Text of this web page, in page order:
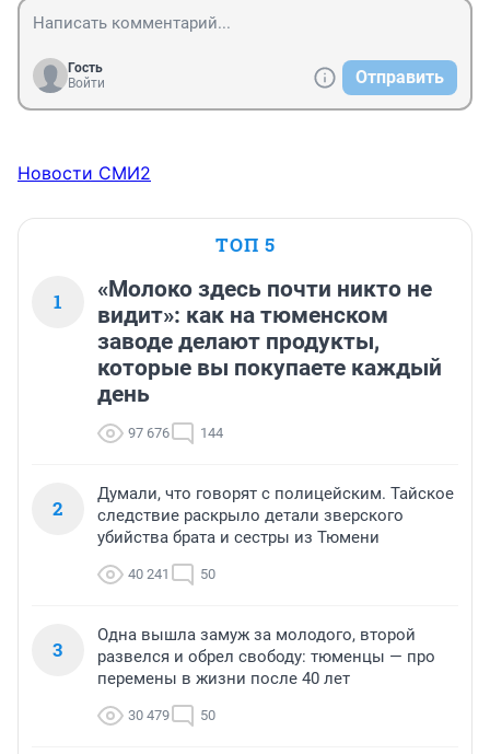
Гость
Войти
Отправить
Новости СМИ2
ТОП 5
1
«Молоко здесь почти никто не
видит»: как на тюменском
заводе делают продукты,
которые вы покупаете каждый
день
97 676 144
2
Думали, что говорят с полицейским. Тайское
следствие раскрыло детали зверского
убийства брата и сестры из Тюмени
40 241 50
3
Одна вышла замуж за молодого, второй
развелся и обрел свободу: тюменцы — про
перемены в жизни после 40 лет
30 479 50